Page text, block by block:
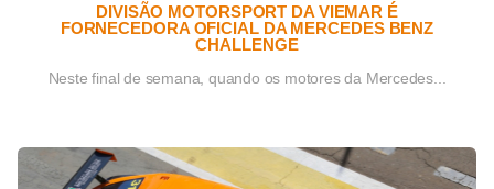
DIVISÃO MOTORSPORT DA VIEMAR É
FORNECEDORA OFICIAL DA MERCEDES BENZ
CHALLENGE
Neste final de semana, quando os motores da Mercedes...